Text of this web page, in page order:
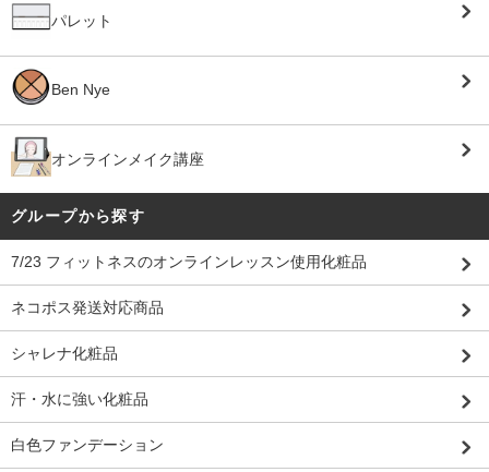
パレット
Ben Nye
オンラインメイク講座
グループから探す
7/23 フィットネスのオンラインレッスン使用化粧品
ネコポス発送対応商品
シャレナ化粧品
汗・水に強い化粧品
白色ファンデーション